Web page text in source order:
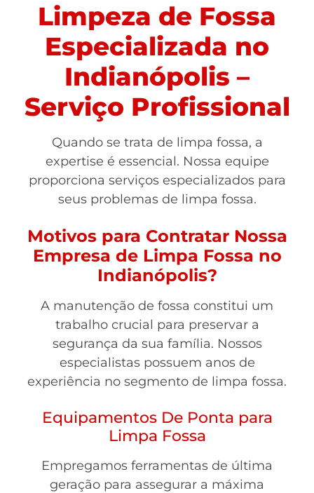
Limpeza de Fossa
Especializada no
Indianópolis –
Serviço Profissional
Quando se trata de limpa fossa, a
expertise é essencial. Nossa equipe
proporciona serviços especializados para
seus problemas de limpa fossa.
Motivos para Contratar Nossa
Empresa de Limpa Fossa no
Indianópolis?
A manutenção de fossa constitui um
trabalho crucial para preservar a
segurança da sua família. Nossos
especialistas possuem anos de
experiência no segmento de limpa fossa.
Equipamentos De Ponta para
Limpa Fossa
Empregamos ferramentas de última
geração para assegurar a máxima